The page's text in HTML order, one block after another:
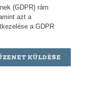
(GDPR) rám
azt a
a GDPR
KÜLDÉSE